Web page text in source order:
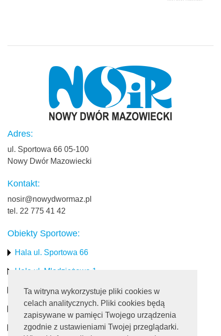
Ta witryna wykorzystuje pliki cookies w
celach analitycznych. Pliki cookies będą
zapisywane w pamięci Twojego urządzenia
zgodnie z ustawieniami Twojej przeglądarki.
Adres:
ul. Sportowa 66 05-100
Nowy Dwór Mazowiecki
Kontakt:
nosir@nowydwormaz.pl
tel. 22 775 41 42
Obiekty Sportowe:
Hala ul. Sportowa 66
Hala ul. Młodzieżowa 1
Stadion miejski
Obiekty rekreacyjne
Pływalnia